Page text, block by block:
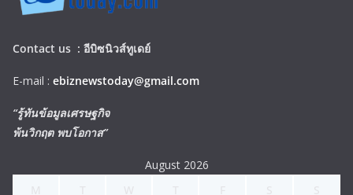
Contact us : อีบิซนิวส์ทูเดย์
E-mail : ebiznewstoday@gmail.com
“รู้ทันข้อมูลเศรษฐกิจ
พ้นวิกฤต พบโอกาส”
August 2026